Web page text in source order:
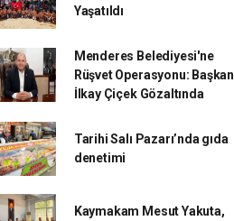
Yaşatıldı
Menderes Belediyesi'ne
Rüşvet Operasyonu: Başkan
İlkay Çiçek Gözaltında
Tarihi Salı Pazarı’nda gıda
denetimi
Kaymakam Mesut Yakuta,